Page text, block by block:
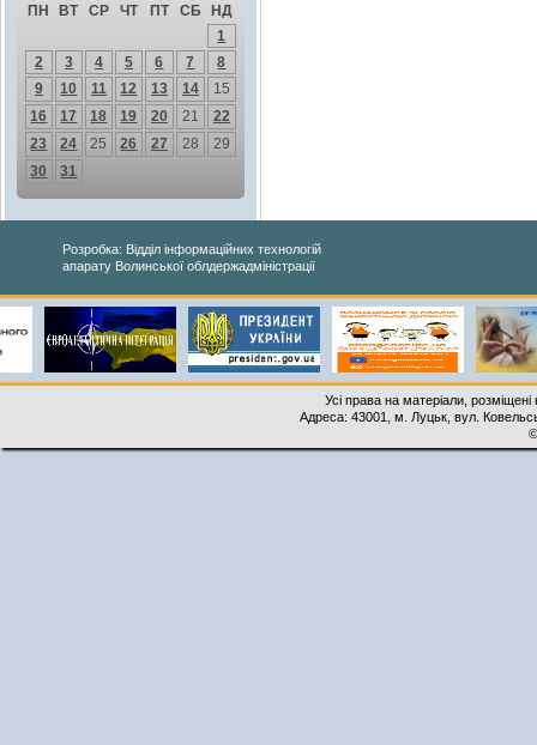
ПН ВТ СР ЧТ ПТ СБ
НД
1
2
3 4 5 6 7
8
9
10 11 12 13 14
15
16
17 18 19 20 21
22
23
24 25 26 27 28
29
30
31
Розробка: Відділ інформаційних технологій
апарату Волинської облдержадміністрації
Усі права на матеріали,
Адреса: 43001, м. Луцьк, вул.